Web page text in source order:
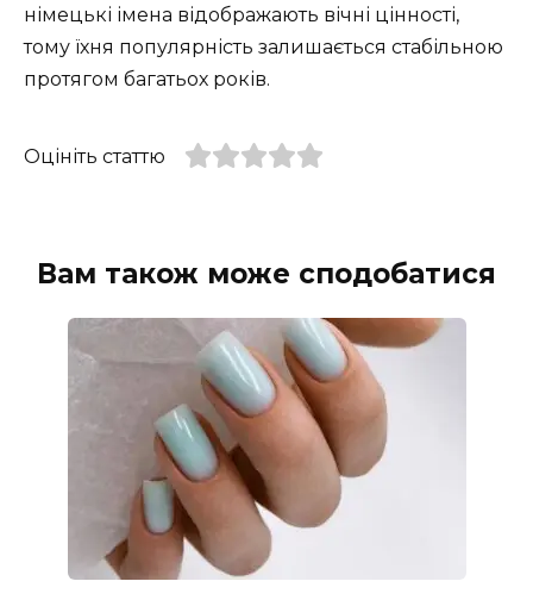
німецькі імена відображають вічні цінності,
тому їхня популярність залишається стабільною
протягом багатьох років.
Оцініть статтю
Вам також може сподобатися